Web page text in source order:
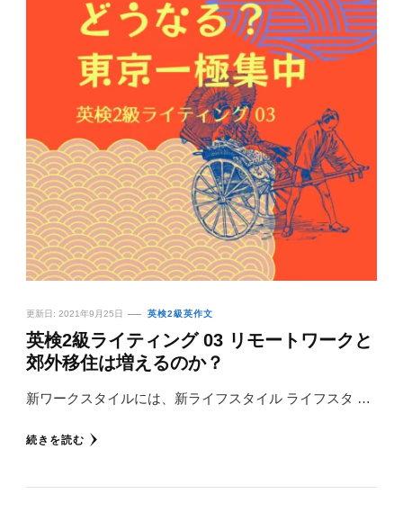
更新日: 2021年9月25日 英検2級英作文
英検2級ライティング 03 リモートワークと
郊外移住は増えるのか？
新ワークスタイルには、新ライフスタイル ライフスタ …
続きを読む